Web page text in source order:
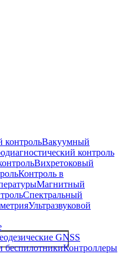
контрольВакуумный
контроль
Вихретоковый
Контроль в
Магнитный
Спектральный
Ультразвуковой
GNSS
беспилотникиКонтроллеры